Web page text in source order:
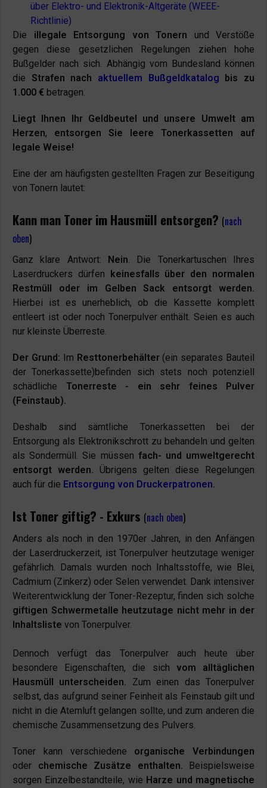
über Elektro- und Elektronik-Altgeräte (WEEE-
Richtlinie)
Die illegale Entsorgung von Tonern und Verstöße
gegen diese gesetzlichen Regelungen ziehen hohe
Bußgelder nach sich. Abhängig vom Bundesland können
die Strafen nach aktuellem Bußgeldkatalog bis zu
1.000 € betragen.
Liegt Ihnen Ihr Geldbeutel und unsere Umwelt am
Herzen, entsorgen Sie leere Tonerkassetten auf
legale Weise!
Eine der am häufigsten gestellten Fragen zur Beseitigung
von Tonern lautet:
Kann man Toner im Hausmüll entsorgen? (nach
oben)
Ganz klare Antwort: Nein. Die Tonerkartuschen Ihres
Laserdruckers dürfen keinesfalls über den normalen
Restmüll oder im Gelben Sack entsorgt werden.
Hierbei ist es unerheblich, ob die Kassette komplett
entleert ist oder noch Tonerpulver enthält. Seien es auch
nur kleinste Überreste.
Der Grund: Im Resttonerbehälter(ein separates Bauteil
der Tonerkassette)befinden sich stets noch potenziell
schädliche Tonerreste - ein sehr feines Pulver
(Feinstaub).
Deshalb sind sämtliche Tonerkassetten bei der
Entsorgung als Elektronikschrott zu behandeln und gelten
als Sondermüll. Sie müssen fach- und umweltgerecht
entsorgt werden. Übrigens gelten diese Regelungen
auch für die Entsorgung von Druckerpatronen.
Ist Toner giftig? - Exkurs (nach oben)
Anders als noch in den 1970er Jahren, in den Anfängen
der Laserdruckerzeit, ist Tonerpulver heutzutage weniger
gefährlich. Damals wurden noch Inhaltsstoffe, wie Blei,
Cadmium (Zinkerz) oder Selen verwendet. Dank intensiver
Weiterentwicklung der Toner-Rezeptur, finden sich solche
giftigen Schwermetalle heutzutage nicht mehr in der
Inhaltsliste von Tonerpulver.
Dennoch verfügt das Tonerpulver auch heute über
besondere Eigenschaften, die sich vom alltäglichen
Hausmüll unterscheiden. Zum einen das Tonerpulver
selbst, das aufgrund seiner Feinheit als Feinstaub gilt und
nicht in die Atemluft gelangen sollte, und zum anderen die
chemische Zusammensetzung des Pulvers.
Toner kann verschiedene organische Verbindungen
oder chemische Zusätze enthalten.
Beispielsweise
sorgen Einzelbestandteile, wie Harze und magnetische